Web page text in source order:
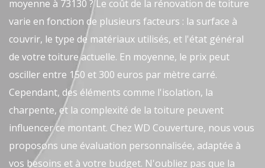
moyenne à 73130 ? Le coût de la rénovation de toiture
varie en fonction de plusieurs facteurs : la surface à
couvrir, le type de matériaux utilisés, et l'état général
de votre toiture actuelle. En moyenne, le prix peut
osciller entre 150 et 300 euros par mètre carré.
Cependant, des éléments comme l'isolation, la
charpente, et la complexité de la toiture peuvent
influencer ce montant. Chez WD Couverture, nous vous
proposons une évaluation personnalisée, adaptée à
vos besoins et à votre budget. N'oubliez pas que la